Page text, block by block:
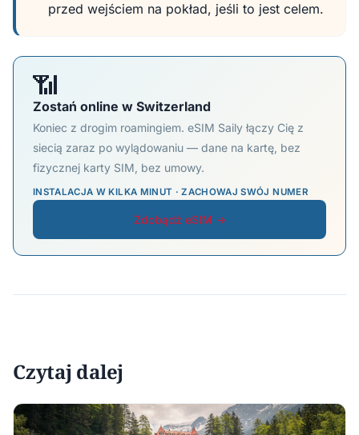
przed wejściem na pokład, jeśli to jest celem.
📶
Zostań online w Switzerland
Koniec z drogim roamingiem. eSIM Saily łączy Cię z
siecią zaraz po wylądowaniu — dane na kartę, bez
fizycznej karty SIM, bez umowy.
INSTALACJA W KILKA MINUT · ZACHOWAJ SWÓJ NUMER
Zdobądź eSIM →
Czytaj dalej